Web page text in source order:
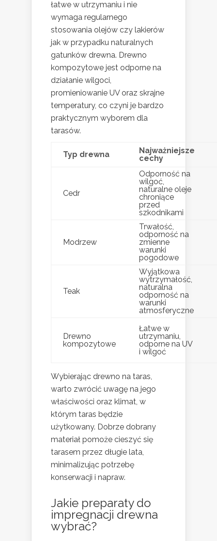
łatwe w utrzymaniu i nie
wymaga regularnego
stosowania olejów czy lakierów
jak w przypadku naturalnych
gatunków drewna. Drewno
kompozytowe jest odporne na
działanie wilgoci,
promieniowanie UV oraz skrajne
temperatury, co czyni je bardzo
praktycznym wyborem dla
tarasów.
Typ drewna
Najważniejsze
cechy
Cedr
Odporność na
wilgoć,
naturalne oleje
chroniące
przed
szkodnikami
Modrzew
Trwałość,
odporność na
zmienne
warunki
pogodowe
Teak
Wyjątkowa
wytrzymałość,
naturalna
odporność na
warunki
atmosferyczne
Drewno
kompozytowe
Łatwe w
utrzymaniu,
odporne na UV
i wilgoć
Wybierając drewno na taras,
warto zwrócić uwagę na jego
właściwości oraz klimat, w
którym taras będzie
użytkowany. Dobrze dobrany
materiał pomoże cieszyć się
tarasem przez długie lata,
minimalizując potrzebę
konserwacji i napraw.
Jakie preparaty do
impregnacji drewna
wybrać?